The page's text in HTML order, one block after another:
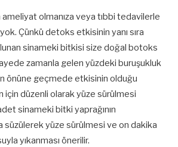
olmanıza veya tıbbi tedavilerle
Çünkü detoks etkisinin yanı sıra
sinameki bitkisi size doğal botoks
zamanla gelen yüzdeki buruşukluk
önüne geçmede etkisinin olduğu
için düzenli olarak yüze sürülmesi
sinameki bitki yaprağının
süzülerek yüze sürülmesi ve on dakika
yıkanması önerilir.